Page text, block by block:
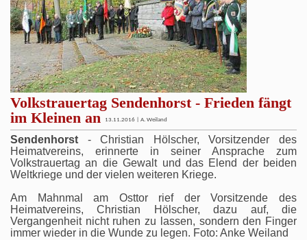
Volkstrauertag Sendenhorst - Frieden fängt
im Kleinen an
13.11.2016 | A. Weiland
Sendenhorst - Christian Hölscher, Vorsitzender des
Heimatvereins, erinnerte in seiner Ansprache zum
Volkstrauertag an die Gewalt und das Elend der beiden
Weltkriege und der vielen weiteren Kriege.
Am Mahnmal am Osttor rief der Vorsitzende des
Heimatvereins, Christian Hölscher, dazu auf, die
Vergangenheit nicht ruhen zu lassen, sondern den Finger
immer wieder in die Wunde zu legen. Foto: Anke Weiland